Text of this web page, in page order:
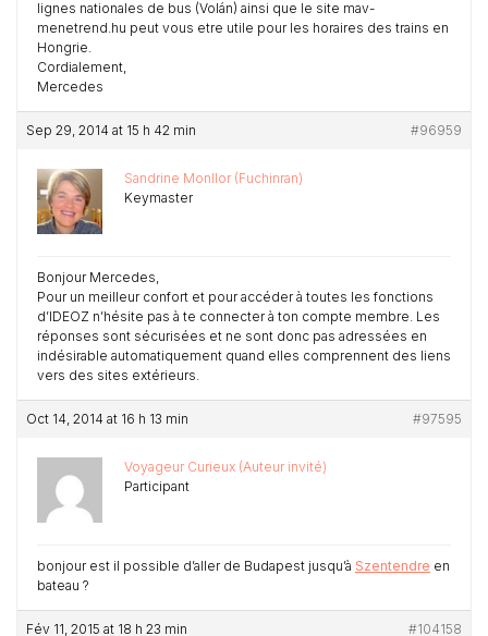
lignes nationales de bus (Volán) ainsi que le site mav-
menetrend.hu peut vous etre utile pour les horaires des trains en
Hongrie.
Cordialement,
Mercedes
Sep 29, 2014 at 15 h 42 min #96959
Sandrine Monllor (Fuchinran)
Keymaster
Bonjour Mercedes,
Pour un meilleur confort et pour accéder à toutes les fonctions
d’IDEOZ n’hésite pas à te connecter à ton compte membre. Les
réponses sont sécurisées et ne sont donc pas adressées en
indésirable automatiquement quand elles comprennent des liens
vers des sites extérieurs.
Oct 14, 2014 at 16 h 13 min #97595
Voyageur Curieux (Auteur invité)
Participant
bonjour est il possible d’aller de Budapest jusqu’à Szentendre en
bateau ?
Fév 11, 2015 at 18 h 23 min #104158